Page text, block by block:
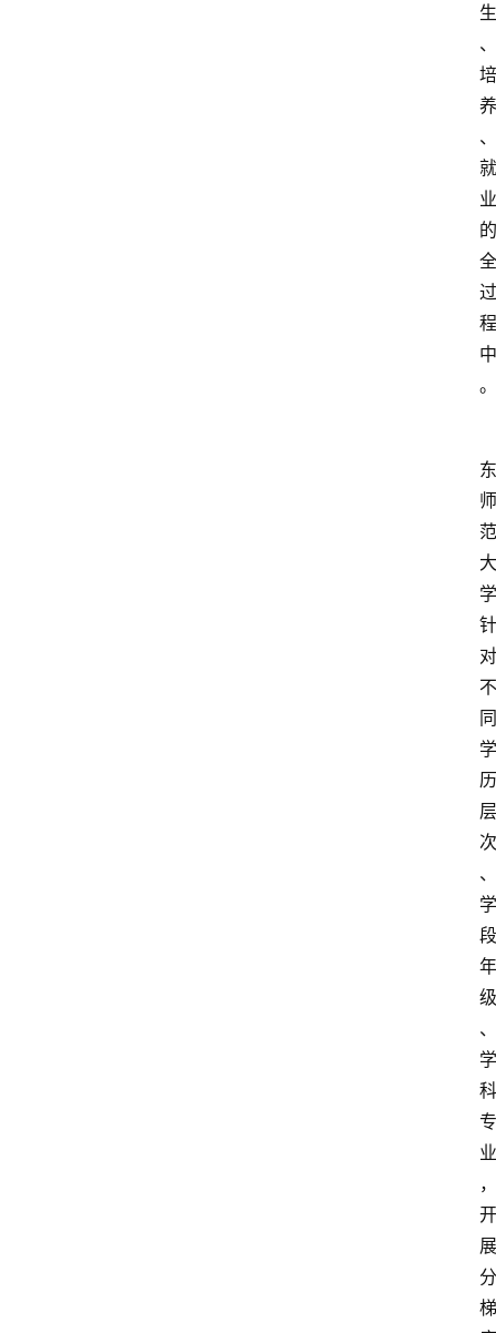
生
、
培
养
、
就
业
的
全
过
程
中
。
东
师
范
大
学
针
对
不
同
学
历
层
次
、
学
段
年
级
、
学
科
专
业
，
开
展
分
梯